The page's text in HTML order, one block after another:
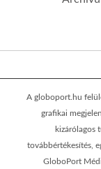
A globoport.hu
grafikai
kizárólagos
továbbértékesítés,
GloboPort